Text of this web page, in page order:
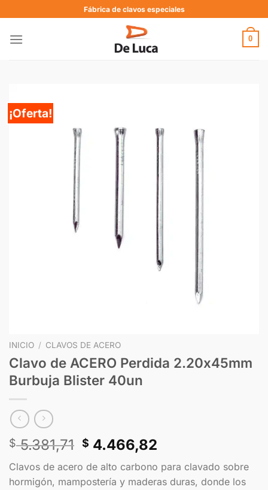
Fábrica de clavos especiales
0
¡Oferta!
INICIO / CLAVOS DE ACERO
Clavo de ACERO Perdida 2.20x45mm
Burbuja Blister 40un
$5.381,71 $ 4.466,82
Clavos de acero de alto carbono para clavado sobre
hormigón, mampostería y maderas duras, donde los